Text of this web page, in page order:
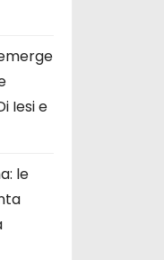
Iesi e
le